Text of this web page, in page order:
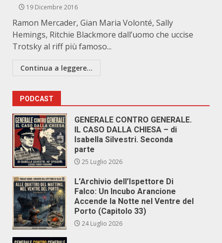
19 Dicembre 2016
Ramon Mercader, Gian Maria Volonté, Sally
Hemings, Ritchie Blackmore dall’uomo che uccise
Trotsky al riff più famoso...
Continua a leggere...
PODCAST
GENERALE CONTRO GENERALE.
IL CASO DALLA CHIESA – di
Isabella Silvestri. Seconda
parte
25 Luglio 2026
L’Archivio dell’Ispettore Di
Falco: Un Incubo Arancione
Accende la Notte nel Ventre del
Porto (Capitolo 33)
24 Luglio 2026